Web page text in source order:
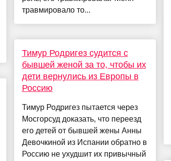
травмировало то...
Тимур Родригез судится с
бывшей женой за то, чтобы их
дети вернулись из Европы в
Россию
Тимур Родригез пытается через
Мосгорсуд доказать, что переезд
его детей от бывшей жены Анны
Девочкиной из Испании обратно в
Россию не ухудшит их привычный